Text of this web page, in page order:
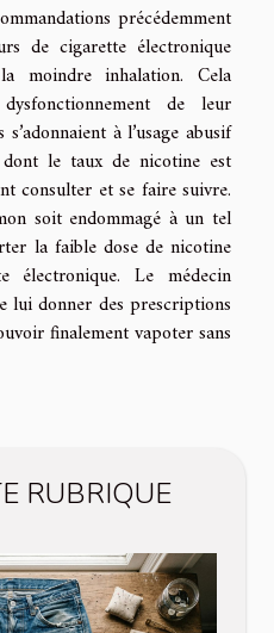
précédemment
de cigarette électronique
moindre inhalation. Cela
de leur
à l’usage abusif
le taux de nicotine est
consulter et se faire suivre.
soit endommagé à un tel
la faible dose de nicotine
électronique. Le médecin
lui donner des prescriptions
finalement vapoter sans
RUBRIQUE